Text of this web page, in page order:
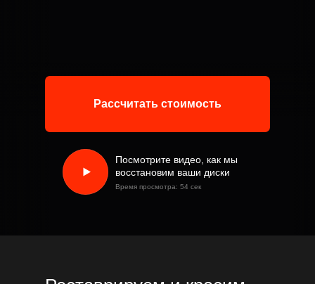
Рассчитать стоимость
Посмотрите видео, как мы
восстановим ваши диски
Время просмотра: 54 сек